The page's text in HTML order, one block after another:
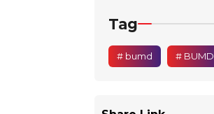
Tag
# bumd # BUMD